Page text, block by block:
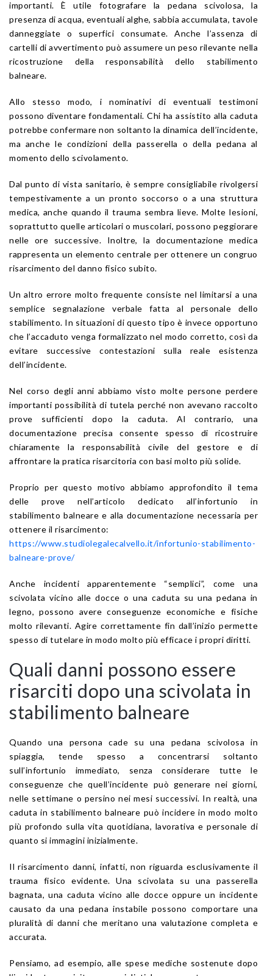
importanti. È utile fotografare la pedana scivolosa, la
presenza di acqua, eventuali alghe, sabbia accumulata, tavole
danneggiate o superfici consumate. Anche l’assenza di
cartelli di avvertimento può assumere un peso rilevante nella
ricostruzione della responsabilità dello stabilimento
balneare.
Allo stesso modo, i nominativi di eventuali testimoni
possono diventare fondamentali. Chi ha assistito alla caduta
potrebbe confermare non soltanto la dinamica dell’incidente,
ma anche le condizioni della passerella o della pedana al
momento dello scivolamento.
Dal punto di vista sanitario, è sempre consigliabile rivolgersi
tempestivamente a un pronto soccorso o a una struttura
medica, anche quando il trauma sembra lieve. Molte lesioni,
soprattutto quelle articolari o muscolari, possono peggiorare
nelle ore successive. Inoltre, la documentazione medica
rappresenta un elemento centrale per ottenere un congruo
risarcimento del danno fisico subito.
Un altro errore molto frequente consiste nel limitarsi a una
semplice segnalazione verbale fatta al personale dello
stabilimento. In situazioni di questo tipo è invece opportuno
che l’accaduto venga formalizzato nel modo corretto, così da
evitare successive contestazioni sulla reale esistenza
dell’incidente.
Nel corso degli anni abbiamo visto molte persone perdere
importanti possibilità di tutela perché non avevano raccolto
prove sufficienti dopo la caduta. Al contrario, una
documentazione precisa consente spesso di ricostruire
chiaramente la responsabilità civile del gestore e di
affrontare la pratica risarcitoria con basi molto più solide.
Proprio per questo motivo abbiamo approfondito il tema
delle prove nell’articolo dedicato all’infortunio in
stabilimento balneare e alla documentazione necessaria per
ottenere il risarcimento:
https://www.studiolegalecalvello.it/infortunio-stabilimento-
balneare-prove/
Anche incidenti apparentemente “semplici”, come una
scivolata vicino alle docce o una caduta su una pedana in
legno, possono avere conseguenze economiche e fisiche
molto rilevanti. Agire correttamente fin dall’inizio permette
spesso di tutelare in modo molto più efficace i propri diritti.
Quali danni possono essere
risarciti dopo una scivolata in
stabilimento balneare
Quando una persona cade su una pedana scivolosa in
spiaggia, tende spesso a concentrarsi soltanto
sull’infortunio immediato, senza considerare tutte le
conseguenze che quell’incidente può generare nei giorni,
nelle settimane o persino nei mesi successivi. In realtà, una
caduta in stabilimento balneare può incidere in modo molto
più profondo sulla vita quotidiana, lavorativa e personale di
quanto si immagini inizialmente.
Il risarcimento danni, infatti, non riguarda esclusivamente il
trauma fisico evidente. Una scivolata su una passerella
bagnata, una caduta vicino alle docce oppure un incidente
causato da una pedana instabile possono comportare una
pluralità di danni che meritano una valutazione completa e
accurata.
Pensiamo, ad esempio, alle spese mediche sostenute dopo